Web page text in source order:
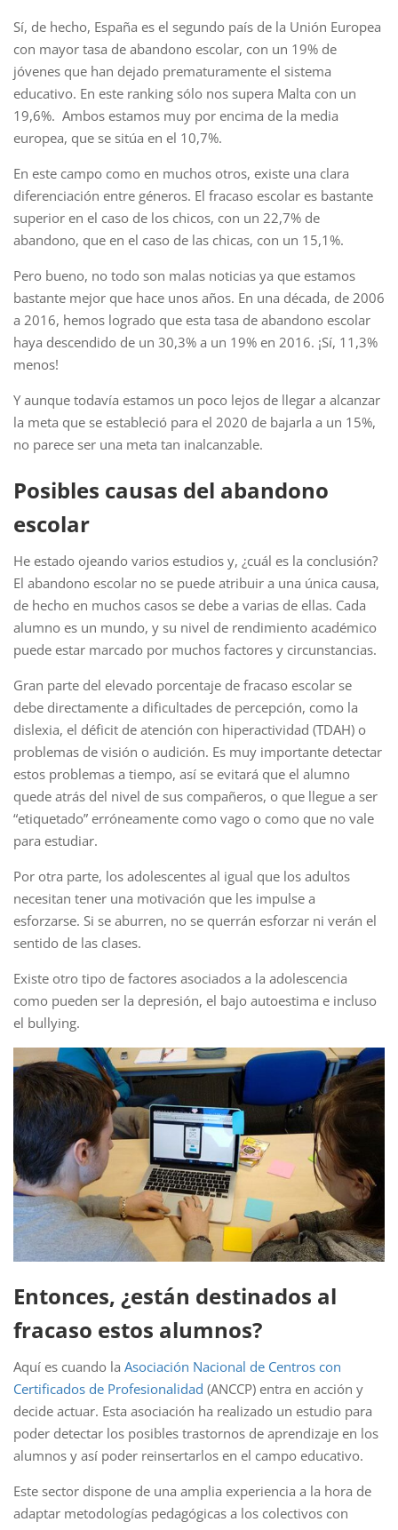
Sí, de hecho, España es el segundo país de la Unión Europea
con mayor tasa de abandono escolar, con un 19% de
jóvenes que han dejado prematuramente el sistema
educativo. En este ranking sólo nos supera Malta con un
19,6%. Ambos estamos muy por encima de la media
europea, que se sitúa en el 10,7%.
En este campo como en muchos otros, existe una clara
diferenciación entre géneros. El fracaso escolar es bastante
superior en el caso de los chicos, con un 22,7% de
abandono, que en el caso de las chicas, con un 15,1%.
Pero bueno, no todo son malas noticias ya que estamos
bastante mejor que hace unos años. En una década, de 2006
a 2016, hemos logrado que esta tasa de abandono escolar
haya descendido de un 30,3% a un 19% en 2016. ¡Sí, 11,3%
menos!
Y aunque todavía estamos un poco lejos de llegar a alcanzar
la meta que se estableció para el 2020 de bajarla a un 15%,
no parece ser una meta tan inalcanzable.
Posibles causas del abandono
escolar
He estado ojeando varios estudios y, ¿cuál es la conclusión?
El abandono escolar no se puede atribuir a una única causa,
de hecho en muchos casos se debe a varias de ellas. Cada
alumno es un mundo, y su nivel de rendimiento académico
puede estar marcado por muchos factores y circunstancias.
Gran parte del elevado porcentaje de fracaso escolar se
debe directamente a dificultades de percepción, como la
dislexia, el déficit de atención con hiperactividad (TDAH) o
problemas de visión o audición. Es muy importante detectar
estos problemas a tiempo, así se evitará que el alumno
quede atrás del nivel de sus compañeros, o que llegue a ser
“etiquetado” erróneamente como vago o como que no vale
para estudiar.
Por otra parte, los adolescentes al igual que los adultos
necesitan tener una motivación que les impulse a
esforzarse. Si se aburren, no se querrán esforzar ni verán el
sentido de las clases.
Existe otro tipo de factores asociados a la adolescencia
como pueden ser la depresión, el bajo autoestima e incluso
el bullying.
Entonces, ¿están destinados al
fracaso estos alumnos?
Aquí es cuando la Asociación Nacional de Centros con
Certificados de Profesionalidad (ANCCP) entra en acción y
decide actuar. Esta asociación ha realizado un estudio para
poder detectar los posibles trastornos de aprendizaje en los
alumnos y así poder reinsertarlos en el campo educativo.
Este sector dispone de una amplia experiencia a la hora de
adaptar metodologías pedagógicas a los colectivos con